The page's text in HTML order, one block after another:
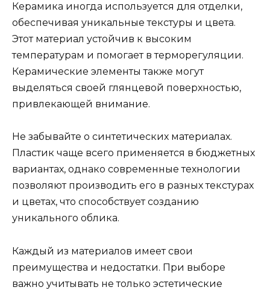
Керамика иногда используется для отделки,
обеспечивая уникальные текстуры и цвета.
Этот материал устойчив к высоким
температурам и помогает в терморегуляции.
Керамические элементы также могут
выделяться своей глянцевой поверхностью,
привлекающей внимание.
Не забывайте о синтетических материалах.
Пластик чаще всего применяется в бюджетных
вариантах, однако современные технологии
позволяют производить его в разных текстурах
и цветах, что способствует созданию
уникального облика.
Каждый из материалов имеет свои
преимущества и недостатки. При выборе
важно учитывать не только эстетические